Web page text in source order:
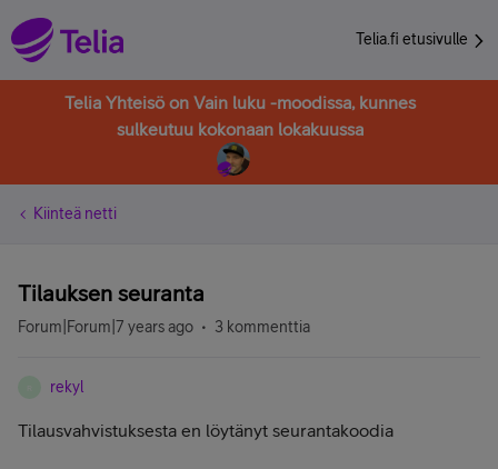
Telia.fi etusivulle
Telia Yhteisö on Vain luku -moodissa, kunnes
sulkeutuu kokonaan lokakuussa
Kiinteä netti
Tilauksen seuranta
Forum|Forum|7 years ago 3 kommenttia
rekyl
Tilausvahvistuksesta en löytänyt seurantakoodia